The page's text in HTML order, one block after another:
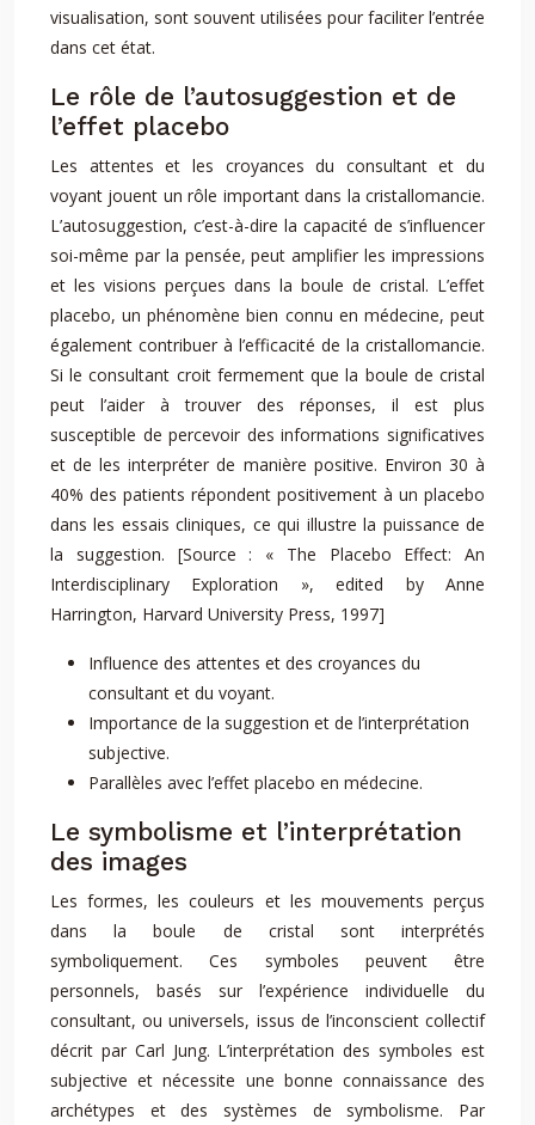
visualisation, sont souvent utilisées pour faciliter l’entrée
dans cet état.
Le rôle de l’autosuggestion et de
l’effet placebo
Les attentes et les croyances du consultant et du
voyant jouent un rôle important dans la cristallomancie.
L’autosuggestion, c’est-à-dire la capacité de s’influencer
soi-même par la pensée, peut amplifier les impressions
et les visions perçues dans la boule de cristal. L’effet
placebo, un phénomène bien connu en médecine, peut
également contribuer à l’efficacité de la cristallomancie.
Si le consultant croit fermement que la boule de cristal
peut l’aider à trouver des réponses, il est plus
susceptible de percevoir des informations significatives
et de les interpréter de manière positive. Environ 30 à
40% des patients répondent positivement à un placebo
dans les essais cliniques, ce qui illustre la puissance de
la suggestion. [Source : « The Placebo Effect: An
Interdisciplinary Exploration », edited by Anne
Harrington, Harvard University Press, 1997]
Influence des attentes et des croyances du
consultant et du voyant.
Importance de la suggestion et de l’interprétation
subjective.
Parallèles avec l’effet placebo en médecine.
Le symbolisme et l’interprétation
des images
Les formes, les couleurs et les mouvements perçus
dans la boule de cristal sont interprétés
symboliquement. Ces symboles peuvent être
personnels, basés sur l’expérience individuelle du
consultant, ou universels, issus de l’inconscient collectif
décrit par Carl Jung. L’interprétation des symboles est
subjective et nécessite une bonne connaissance des
archétypes et des systèmes de symbolisme. Par